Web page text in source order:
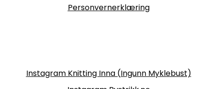
Personvernerklæring
Instagram Knitting Inna (Ingunn Myklebust)